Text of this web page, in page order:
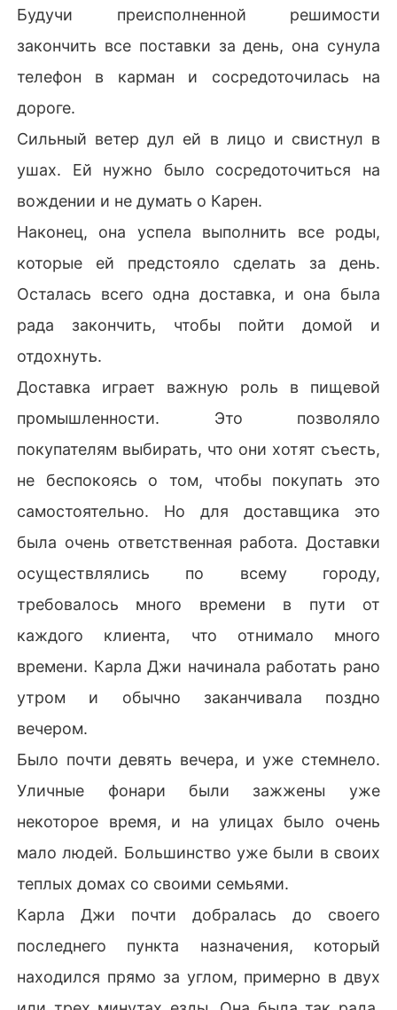
Будучи преисполненной решимости
закончить все поставки за день, она сунула
телефон в карман и сосредоточилась на
дороге.
Сильный ветер дул ей в лицо и свистнул в
ушах. Ей нужно было сосредоточиться на
вождении и не думать о Карен.
Наконец, она успела выполнить все роды,
которые ей предстояло сделать за день.
Осталась всего одна доставка, и она была
рада закончить, чтобы пойти домой и
отдохнуть.
Доставка играет важную роль в пищевой
промышленности. Это позволяло
покупателям выбирать, что они хотят съесть,
не беспокоясь о том, чтобы покупать это
самостоятельно. Но для доставщика это
была очень ответственная работа. Доставки
осуществлялись по всему городу,
требовалось много времени в пути от
каждого клиента, что отнимало много
времени. Карла Джи начинала работать рано
утром и обычно заканчивала поздно
вечером.
Было почти девять вечера, и уже стемнело.
Уличные фонари были зажжены уже
некоторое время, и на улицах было очень
мало людей. Большинство уже были в своих
теплых домах со своими семьями.
Карла Джи почти добралась до своего
последнего пункта назначения, который
находился прямо за углом, примерно в двух